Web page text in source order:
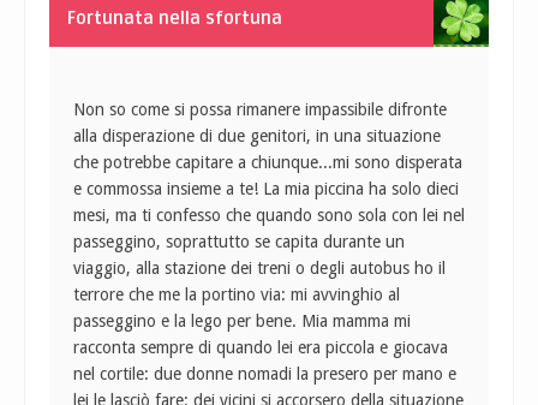
Fortunata nella sfortuna
Non so come si possa rimanere impassibile difronte
alla disperazione di due genitori, in una situazione
che potrebbe capitare a chiunque...mi sono disperata
e commossa insieme a te! La mia piccina ha solo dieci
mesi, ma ti confesso che quando sono sola con lei nel
passeggino, soprattutto se capita durante un
viaggio, alla stazione dei treni o degli autobus ho il
terrore che me la portino via: mi avvinghio al
passeggino e la lego per bene. Mia mamma mi
racconta sempre di quando lei era piccola e giocava
nel cortile: due donne nomadi la presero per mano e
lei le lasciò fare; dei vicini si accorsero della situazione